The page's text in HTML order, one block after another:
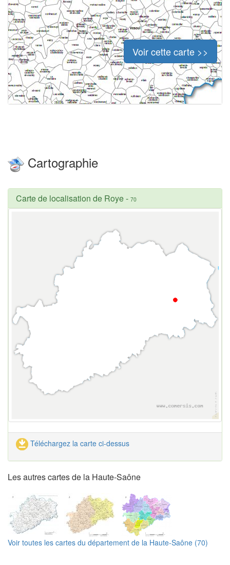
Voir cette carte >>
Cartographie
Carte de localisation de Roye- 70
Téléchargez la carte ci-dessus
Les autres cartes de la Haute-Saône
Voir toutes les cartes du département de la Haute-Saône (70)